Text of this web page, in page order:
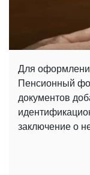
Для
Пенсионный
документов
заключение о